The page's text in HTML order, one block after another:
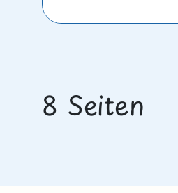
8 Seiten